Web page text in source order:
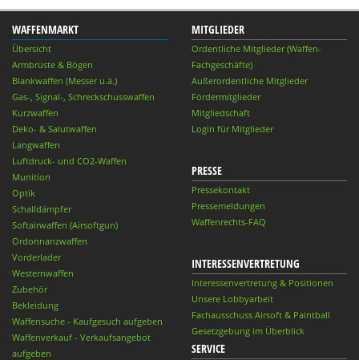
WAFFENMARKT
Übersicht
Armbrüste & Bögen
Blankwaffen (Messer u.ä.)
Gas-, Signal-, Schreckschusswaffen
Kurzwaffen
Deko- & Salutwaffen
Langwaffen
Luftdruck- und CO2-Waffen
Munition
Optik
Schalldämpfer
Softairwaffen (Airsoftgun)
Ordonnanzwaffen
Vorderlader
Westernwaffen
Zubehör
Bekleidung
Waffensuche - Kaufgesuch aufgeben
Waffenverkauf - Verkaufsangebot
aufgeben
MITGLIEDER
Ordentliche Mitglieder (Waffen-
Fachgeschäfte)
Außerordentliche Mitglieder
Fördermitglieder
Mitgliedschaft
Login für Mitglieder
PRESSE
Pressekontakt
Pressemeldungen
Waffenrechts-FAQ
INTERESSENVERTRETUNG
Interessenvertretung & Positionen
Unsere Lobbyarbeit
Fachausschuss Airsoft & Paintball
Gesetzgebung im Überblick
SERVICE